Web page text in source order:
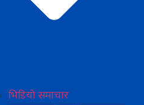
भिडियो समाचार